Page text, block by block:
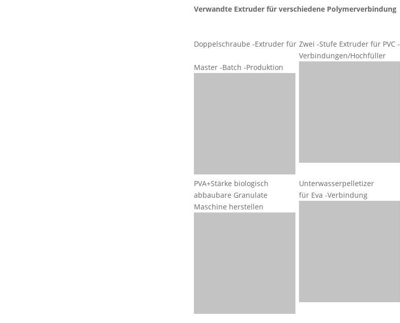
Verwandte Extruder für verschiedene Polymerverbindung
Doppelschraube -Extruder für
Master -Batch -Produktion
Zwei -Stufe Extruder für PVC -
Verbindungen/Hochfüller
PVA+Stärke biologisch
abbaubare Granulate
Maschine herstellen
Unterwasserpelletizer
für Eva -Verbindung